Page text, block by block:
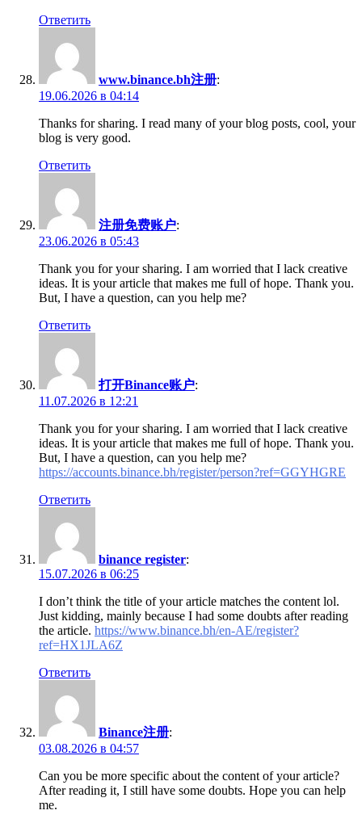
Ответить
www.binance.bh注册:
19.06.2026 в 04:14
Thanks for sharing. I read many of your blog posts, cool, your
blog is very good.
Ответить
注册免费账户:
23.06.2026 в 05:43
Thank you for your sharing. I am worried that I lack creative
ideas. It is your article that makes me full of hope. Thank you.
But, I have a question, can you help me?
Ответить
打开Binance账户:
11.07.2026 в 12:21
Thank you for your sharing. I am worried that I lack creative
ideas. It is your article that makes me full of hope. Thank you.
But, I have a question, can you help me?
https://accounts.binance.bh/register/person?ref=GGYHGRE
Ответить
binance register:
15.07.2026 в 06:25
I don’t think the title of your article matches the content lol.
Just kidding, mainly because I had some doubts after reading
the article. https://www.binance.bh/en-AE/register?
ref=HX1JLA6Z
Ответить
Binance注册:
03.08.2026 в 04:57
Can you be more specific about the content of your article?
After reading it, I still have some doubts. Hope you can help
me.